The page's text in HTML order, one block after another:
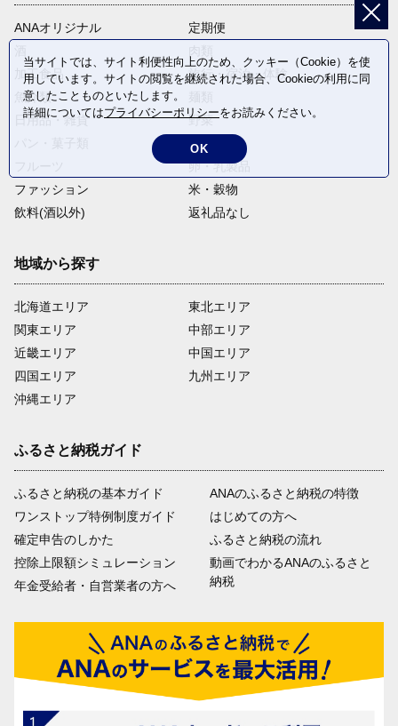
ANAオリジナル
定期便
加工食品
旅行・宿泊・体験
魚介類
日用品・雑貨
野菜
電化製品
卵・乳製品
ファッション
米・穀物
飲料(酒以外)
返礼品なし
地域から探す
北海道エリア
関東エリア
近畿エリア
四国エリア
沖縄エリア
東北エリア
中部エリア
中国エリア
九州エリア
ふるさと納税ガイド
ふるさと納税の基本ガイド
ワンストップ特例制度ガイド
確定申告のしかた
控除上限額シミュレーション
年金受給者・自営業者の方へ
ANAのふるさと納税の特徴
はじめての方へ
ふるさと納税の流れ
動画でわかるANAのふるさと
納税
当サイトでは、サイト利便性向上のため、クッキー（Cookie）を使
用しています。サイトの閲覧を継続された場合、Cookieの利用に同
意したことものといたします。
詳細についてはプライバシーポリシーをお読みください。
OK